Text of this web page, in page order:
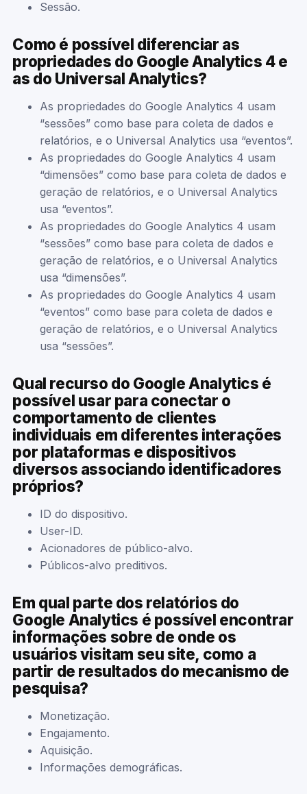
Sessão.
Como é possível diferenciar as
propriedades do Google Analytics 4 e
as do Universal Analytics?
As propriedades do Google Analytics 4 usam
“sessões” como base para coleta de dados e
relatórios, e o Universal Analytics usa “eventos”.
As propriedades do Google Analytics 4 usam
“dimensões” como base para coleta de dados e
geração de relatórios, e o Universal Analytics
usa “eventos”.
As propriedades do Google Analytics 4 usam
“sessões” como base para coleta de dados e
geração de relatórios, e o Universal Analytics
usa “dimensões”.
As propriedades do Google Analytics 4 usam
“eventos” como base para coleta de dados e
geração de relatórios, e o Universal Analytics
usa “sessões”.
Qual recurso do Google Analytics é
possível usar para conectar o
comportamento de clientes
individuais em diferentes interações
por plataformas e dispositivos
diversos associando identificadores
próprios?
ID do dispositivo.
User-ID.
Acionadores de público-alvo.
Públicos-alvo preditivos.
Em qual parte dos relatórios do
Google Analytics é possível encontrar
informações sobre de onde os
usuários visitam seu site, como a
partir de resultados do mecanismo de
pesquisa?
Monetização.
Engajamento.
Aquisição.
Informações demográficas.